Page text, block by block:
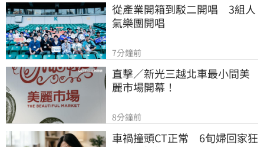
從產業開箱到駁二開唱　3組人
氣樂團開唱
7分鐘前
直擊／新光三越北車最小間美
麗市場開幕！
8分鐘前
車禍撞頭CT正常　6旬婦回家狂